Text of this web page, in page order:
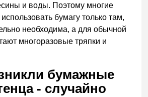
и воды. Поэтому многие
бумагу только там,
необходима, а для обычной
многоразовые тряпки и
бумажные
- случайно